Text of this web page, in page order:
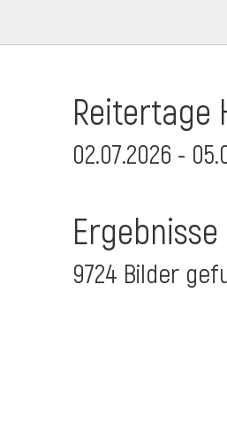
Reitertage
02.07.2026 -
Ergebnisse
9724 Bilder